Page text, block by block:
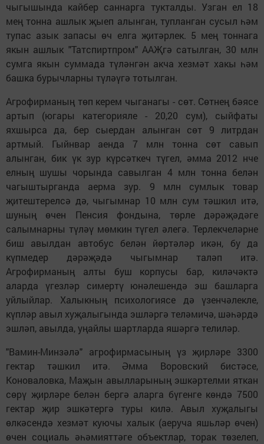
чыгышында кайбер саннарга тукталды. Узган ел 18
мең тонна ашлык җыеп алынган, тупланган сусыл һәм
тупас азык запасы өч елга җитәрлек. 5 мең тоннага
якын ашлык "Татспиртпром" ААҖгә сатылган, 30 млн
сумга якын суммада түләнгән акча хезмәт хакы һәм
башка бурычларны түләүгә тотылган.
Агрофирманың төп керем чыганагы - сөт. Сөтнең бәясе
артып (югары категорияле - 20,20 сум), сыйфаты
яхшырса да, бер сыердан алынган сөт 9 литрдан
артмый. Гыйнвар аенда 7 млн тонна сөт савып
алынган, бик үк зур күрсәткеч түгел, әмма 2012 нче
елның шушы чорында савылган 4 млн тонна белән
чагыштырганда аерма зур. 9 млн сумлык товар
җитештерелсә дә, чыгымнар 10 млн сум тәшкил итә,
шуның өчен Пенсия фондына, төрле дәрәҗәдәге
салымнарны түләү мөмкин түгел әлегә. Терлекчеләрне
биш авылдан автобус белән йөртәләр икән, бу да
күпмедер дәрәҗәдә чыгымнар таләп итә.
Агрофирманың алты буш корпусы бар, киләчәктә
аларда үгезләр симертү юнәлешендә эш башларга
уйлыйлар. Халыкның психологиясе дә үзенчәлекле,
күпләр авыл хуҗалыгында эшләргә теләмичә, шәһәрдә
эшләп, авылда, уңайлы шартларда яшәргә телиләр.
"Вамин-Минзәлә" агрофирмасының үз җирләре 3300
гектар тәшкил итә. Әмма Воровский бистәсе,
Коноваловка, Маҗын авылларының эшкәртелми яткан
сөрү җирләре белән бергә аларга бүгенге көндә 7500
гектар җир эшкәтергә туры килә. Авыл хуҗалыгы
өлкәсендә хезмәт куючы халык (аеруча яшьләр өчен)
өчен социаль әһәмияттәге объектлар, торак төзелеп,